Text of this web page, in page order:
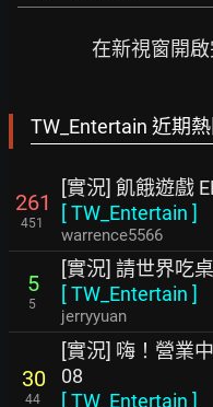
在新視窗開
TW_Entertain 近期
261
451
[實況] 飢餓遊戲
[TW_Entertain ]
warrence5566
5
5
[實況] 請世界吃
[TW_Entertain ]
jerryyuan
30
44
[實況] 嗨！營業
08
[TW_Entertain ]